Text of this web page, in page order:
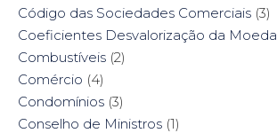
Código das Sociedades Comerciais (3)
Coeficientes Desvalorização da Moeda
Combustíveis (2)
Comércio (4)
Condomínios (3)
Conselho de Ministros (1)